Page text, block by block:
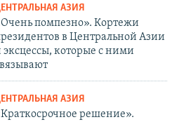
АЗИЯ
помпезно». Кортежи
в Центральной Азии
эксцессы, которые с ними
АЗИЯ
решение».